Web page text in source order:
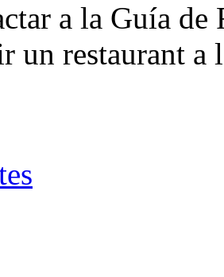
a la Guía de
un restaurant